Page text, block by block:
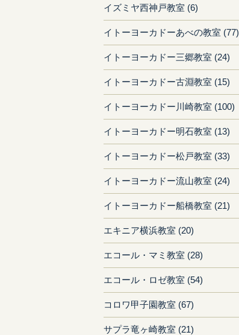
イズミヤ西神戸教室 (6)
イトーヨーカドーあべの教室 (77)
イトーヨーカドー三郷教室 (24)
イトーヨーカドー古淵教室 (15)
イトーヨーカドー川崎教室 (100)
イトーヨーカドー明石教室 (13)
イトーヨーカドー松戸教室 (33)
イトーヨーカドー流山教室 (24)
イトーヨーカドー船橋教室 (21)
エキニア横浜教室 (20)
エコール・マミ教室 (28)
エコール・ロゼ教室 (54)
コロワ甲子園教室 (67)
サプラ竜ヶ崎教室 (21)